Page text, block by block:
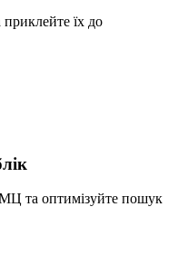
їх до
та оптимізуйте пошук